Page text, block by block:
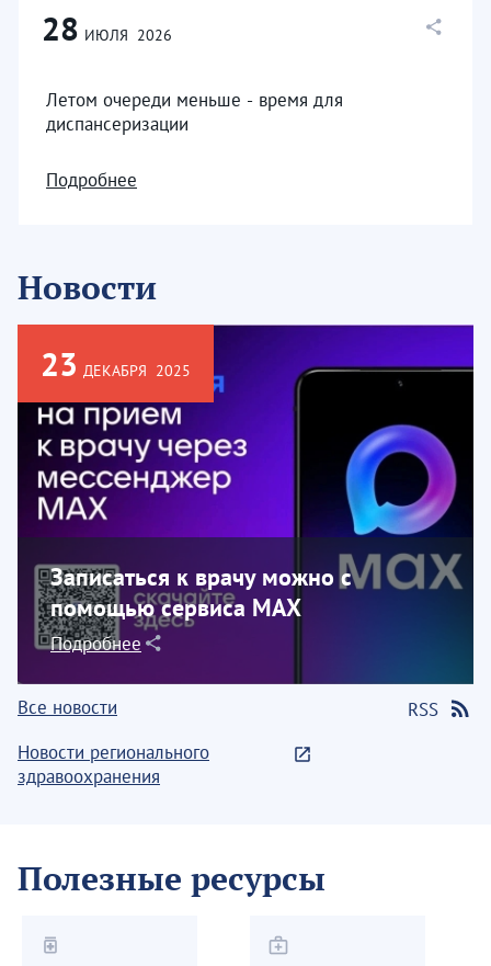
28 ИЮЛЯ 2026
Летом очереди меньше - время для
диспансеризации
Подробнее
Новости
23 ДЕКАБРЯ 2025
Записаться к врачу можно с
помощью сервиса МАХ
Подробнее
Все новости
RSS
Новости регионального
здравоохранения
Полезные ресурсы
medication medical_services